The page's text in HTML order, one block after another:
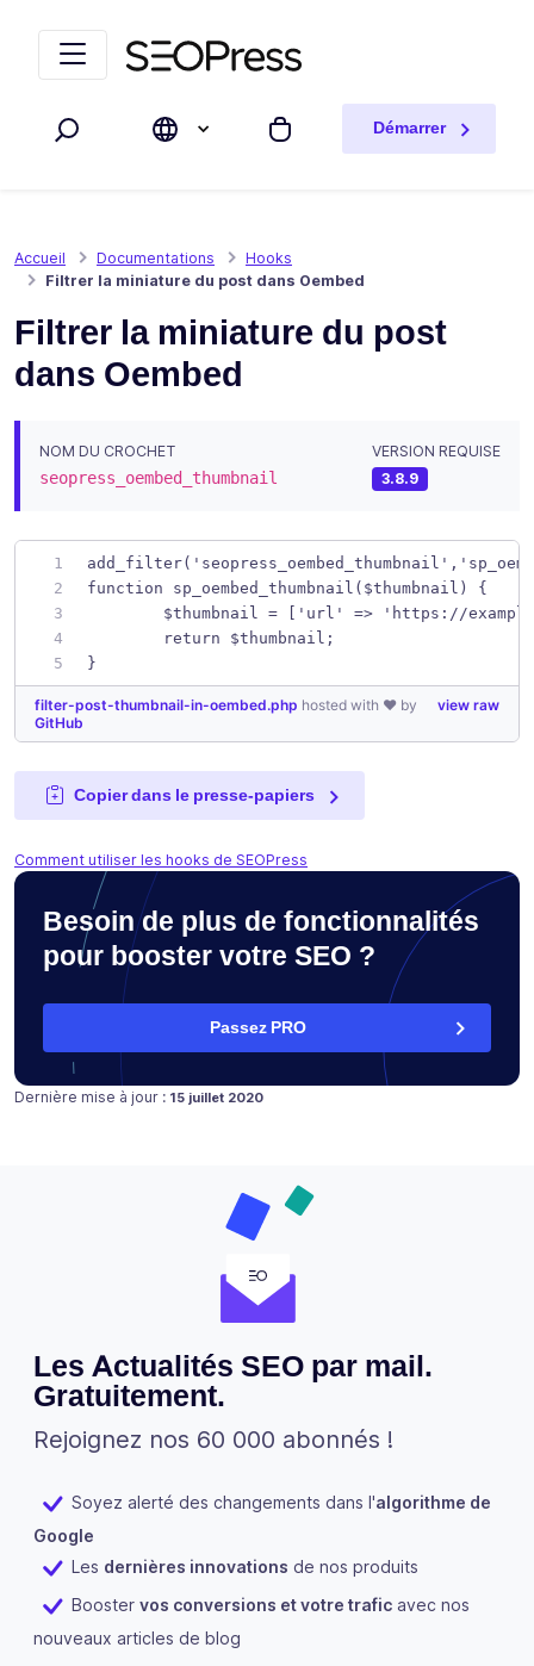
Rechercher Mon panier
Démarrer
Accueil Documentations
Hooks
Filtrer la miniature du post dans Oembed
Filtrer la miniature du post
dans Oembed
NOM DU CROCHET
seopress_oembed_thumbnail
VERSION REQUISE
3.8.9
function sp_oembed_thumbnail($thumbnail) {
$thumbnail = ['url' => 'https://
	return $thumbnail;
}
view raw
filter-post-thumbnail-in-oembed.php hosted with ❤ by
GitHub
Copier dans le presse-papiers
Comment utiliser les hooks de SEOPress
Besoin de plus de fonctionnalités
pour booster votre SEO ?
Passez PRO
Dernière mise à jour : Publié le
15 juillet 2020
Les Actualités SEO par mail.
Gratuitement.
Rejoignez nos 60 000 abonnés !
Soyez alerté des changements dans l'algorithme de
Google
Les dernières innovations de nos produits
Booster vos conversions et votre trafic avec nos
nouveaux articles de blog